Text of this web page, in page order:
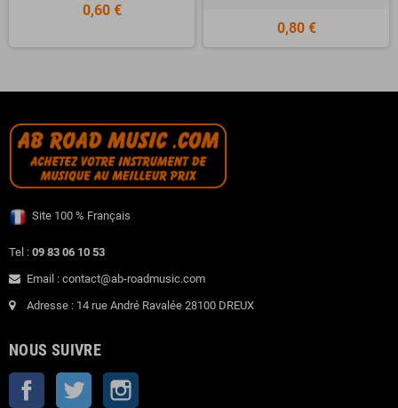
0,60 €
0,80 €
Site 100 % Français
Tel : 09 83 06 10 53
Email : contact@ab-roadmusic.com
Adresse : 14 rue André Ravalée 28100 DREUX
NOUS SUIVRE
Facebook Twitter